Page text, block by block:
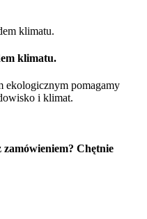
klimatu.
ekologicznym pomagamy
i klimat.
Chętnie